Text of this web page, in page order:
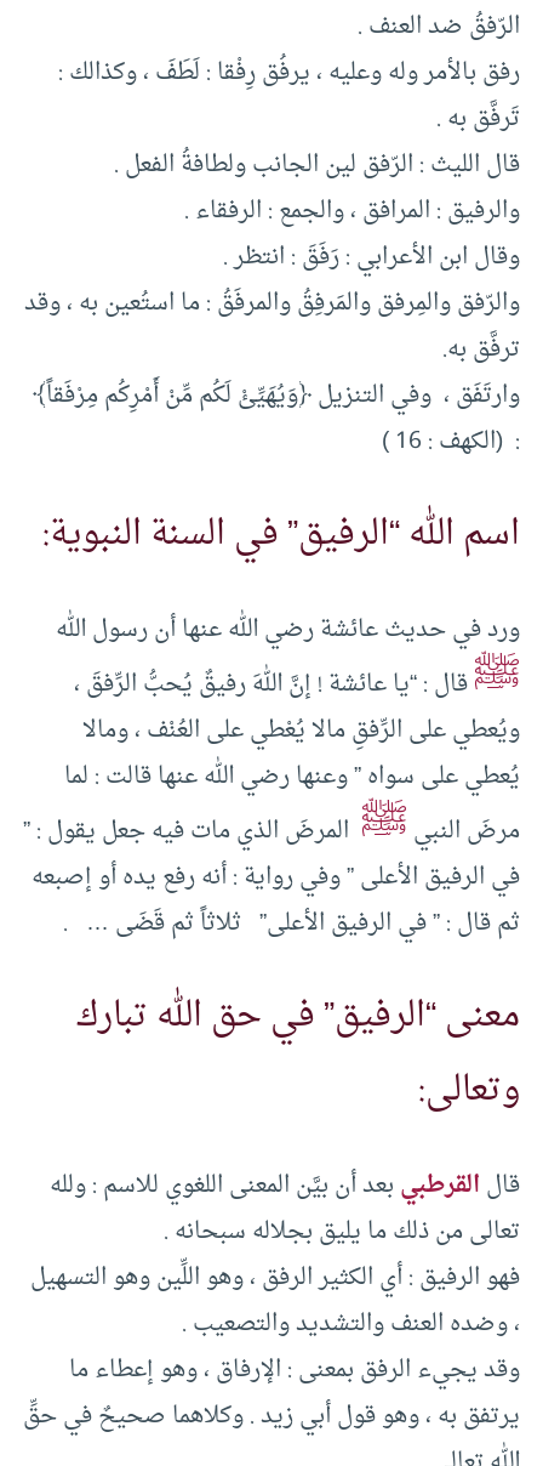
الرّفقُ ضد العنف .
رفق بالأمر وله وعليه ، يرفُق رِفْقا : لَطَفَ ، وكذالك :
تَرفَّق به .
قال الليث : الرّفق لين الجانب ولطافةُ الفعل .
والرفيق : المرافق ، والجمع : الرفقاء .
وقال ابن الأعرابي : رَفَقَ : انتظر .
والرّفق والمِرفق والمَرفِقُ والمرفَقُ : ما استُعين به ، وقد
ترفَّق به.
وارتَفَق ، وفي التنزيل ﴿وَيُهَيِّئْ لَكُم مِّنْ أَمْرِكُم مِرْفَقاً﴾
: (الكهف : 16 )
اسم الله “الرفيق” في السنة النبوية:
ورد في حديث عائشة رضي الله عنها أن رسول الله
ﷺقال : “يا عائشة ! إنَّ اللهَ رفيقٌ يُحبُّ الرِّفقَ ،
ويُعطي على الرِّفقِ مالا يُعْطي على العُنْف ، ومالا
يُعطي على سواه ” وعنها رضي الله عنها قالت : لما
مرضَ النبيﷺ المرضَ الذي مات فيه جعل يقول : ”
في الرفيق الأعلى ” وفي رواية : أنه رفع يده أو إصبعه
ثم قال : ” في الرفيق الأعلى” ثلاثاً ثم قَضَى … .
معنى “الرفيق” في حق الله تبارك
وتعالى:
قالالقرطبيبعد أن بيَّن المعنى اللغوي للاسم : ولله
تعالى من ذلك ما يليق بجلاله سبحانه .
فهو الرفيق : أي الكثير الرفق ، وهو اللِّين وهو التسهيل
، وضده العنف والتشديد والتصعيب .
وقد يجيء الرفق بمعنى : الإرفاق ، وهو إعطاء ما
يرتفق به ، وهو قول أبي زيد . وكلاهما صحيحٌ في حقِّ